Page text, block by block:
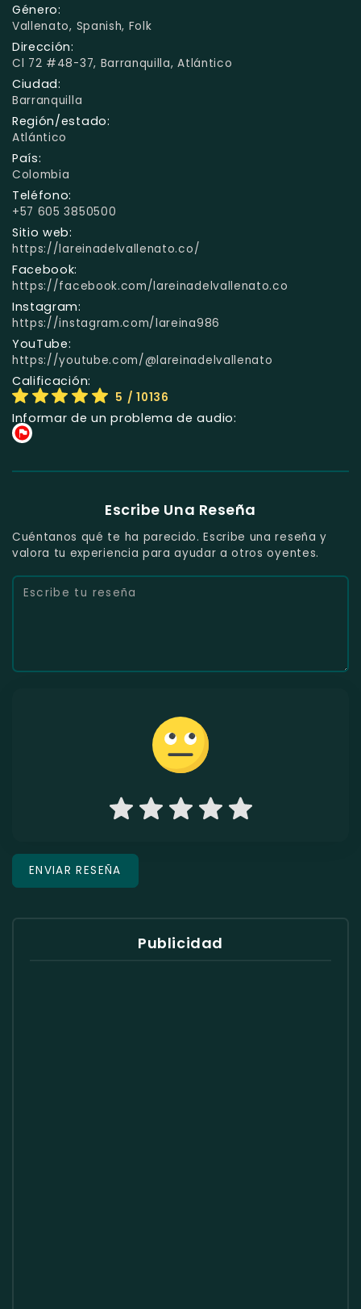
Género:
Vallenato, Spanish, Folk
Dirección:
Cl 72 #48-37, Barranquilla, Atlántico
Ciudad:
Barranquilla
Región/estado:
Atlántico
País:
Colombia
Teléfono:
+57 605 3850500
Sitio web:
https://lareinadelvallenato.co/
Facebook:
https://facebook.com/lareinadelvallenato.co
Instagram:
https://instagram.com/lareina986
YouTube:
https://youtube.com/@lareinadelvallenato
Calificación:
5 / 10136
Informar de un problema de audio:
Escribe Una Reseña
Cuéntanos qué te ha parecido. Escribe una reseña y
valora tu experiencia para ayudar a otros oyentes.
Publicidad